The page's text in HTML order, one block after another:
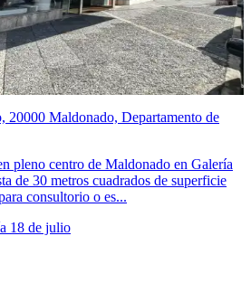
20000 Maldonado, Departamento de
pleno centro de Maldonado en Galería
de 30 metros cuadrados de superficie
consultorio o es...
18 de julio